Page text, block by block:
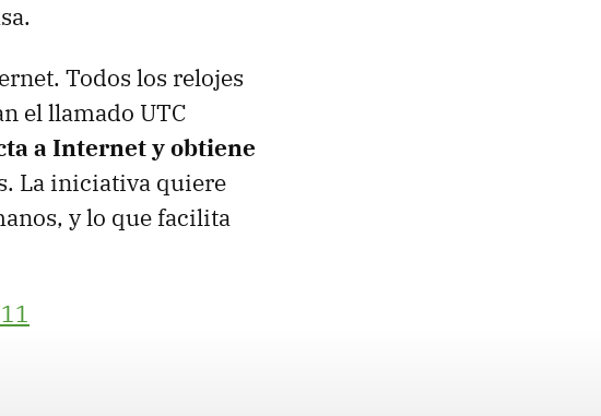
Todos los relojes
el llamado UTC
a Internet y obtiene
La iniciativa quiere
y lo que facilita